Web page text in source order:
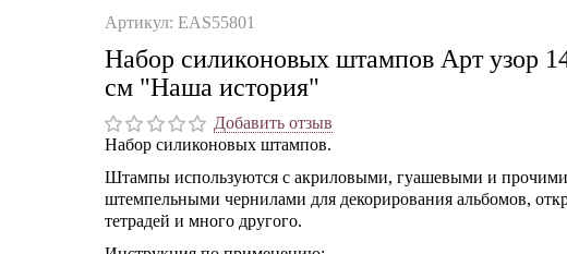
Артикул: EAS55801
Набор силиконовых штампов Арт узор
см "Наша история"
Добавить отзыв
Набор силиконовых штампов.
Штампы используются с акриловыми, гуашевыми и
штемпельными чернилами для декорирования альбомов,
тетрадей и много другого.